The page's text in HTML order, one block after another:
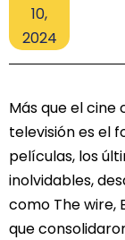
10,
2024
Más que el cine
televisión es el
películas, los
inolvidables,
como The wire,
que